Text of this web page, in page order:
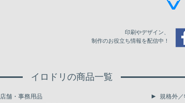
印刷やデザイン、
制作のお役立ち情報を配信中！
イロドリの商品一覧
店舗・事務用品 規格外